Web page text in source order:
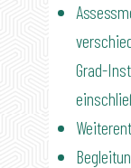
Grad-